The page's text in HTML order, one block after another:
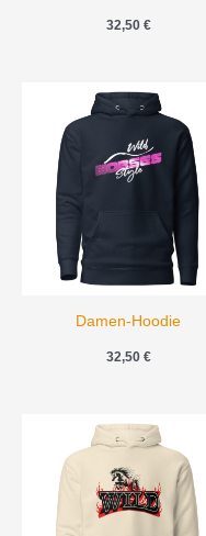
32,50 €
Damen-Hoodie
32,50 €